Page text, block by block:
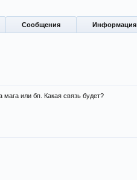
Сообщения Информация
или бп. Какая связь будет?